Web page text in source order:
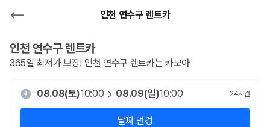
인천 연수구 렌트카
인천 연수구렌트카
365일 최저가 보장! 인천 연수구 렌트카는 카모아
08.08(토)10:00 08.09(일)10:00 24시간
날짜 변경